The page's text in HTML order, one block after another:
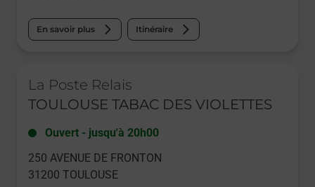
En savoir plus Itinéraire
La Poste Relais
TOULOUSE TABAC DES VIOLETTES
Ouvert - jusqu'à 20h00
250 AVENUE DE FRONTON
31200 TOULOUSE